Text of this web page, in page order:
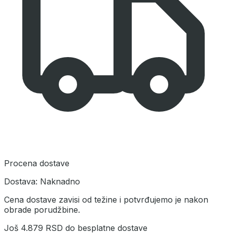
Procena dostave
Dostava: Naknadno
Cena dostave zavisi od težine i potvrđujemo je nakon
obrade porudžbine.
Još 4.879 RSD do besplatne dostave